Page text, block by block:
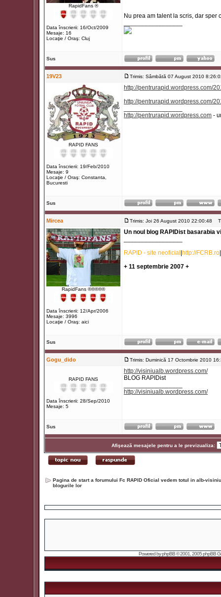
RapidFans ®
Data înscrierii: 16/Oct/2009
Mesaje: 16
Locaţie / Oraş: Cluj
Nu prea am talent la scris, dar sper
Sus
19V23 Trimis: Sâmbătă 07 August 2010
RAPID FANS
Data înscrierii: 19/Feb/2010
Mesaje: 9
Locaţie / Oraş: Constanta,
Bucuresti
http://pentrurapid.wordpress.com/
http://pentrurapid.wordpress.com/
http://pentrurapid.wordpress.com -
Sus
Mircea Trimis: Joi 26 August 2010 22:00:48
RapidFans ®®®®®
Data înscrierii: 12/Apr/2006
Mesaje: 3996
Locaţie / Oraş: aici
Un noul blog RAPIDist basarabia
RAPID - site neoficial http://FCRB.ro
+ 11 septembrie 2007 +
Sus
Gogu_dido Trimis: Duminică 17 Octombrie 2010
RAPID FANS
Data înscrierii: 28/Sep/2010
Mesaje: 5
http://visiniualb.wordpress.com/
BLOG RAPIDist
http://visiniualb.wordpress.com/
Sus
Afişează mesajele pentru a le previzualiza:
Pagina de start a forumului Fc RAPID Oficial vedem totul in alb-
blogurile lor
Powered byphpBB© 2001, 2005 phpBB